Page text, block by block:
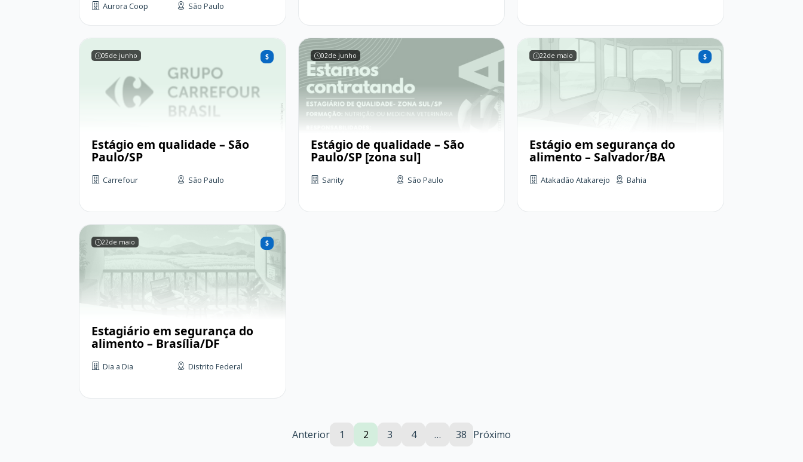
Aurora Coop São Paulo
05de junho
Estágio em qualidade – São
Paulo/SP
Carrefour São Paulo
02de junho
Estágio de qualidade – São
Paulo/SP [zona sul]
Sanity São Paulo
22de maio
Estágio em segurança do
alimento – Salvador/BA
Atakadão Atakarejo Bahia
22de maio
Estagiário em segurança do
alimento – Brasília/DF
Dia a Dia Distrito Federal
Anterior 1 2 3 4 … 38 Próximo